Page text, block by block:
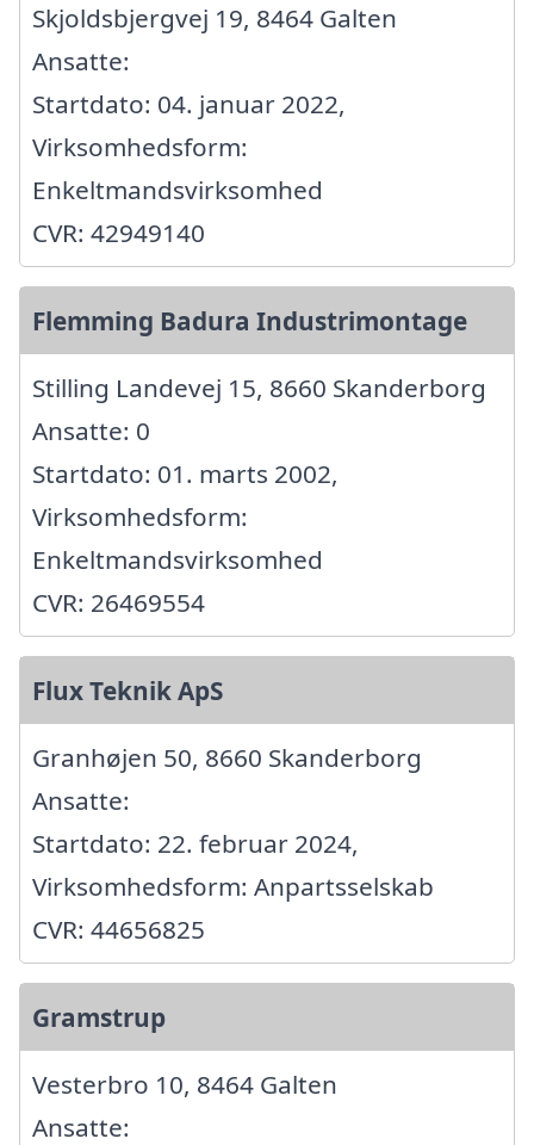
Skjoldsbjergvej 19, 8464 Galten
Ansatte:
Startdato: 04. januar 2022,
Virksomhedsform:
Enkeltmandsvirksomhed
CVR: 42949140
Flemming Badura Industrimontage
Stilling Landevej 15, 8660 Skanderborg
Ansatte: 0
Startdato: 01. marts 2002,
Virksomhedsform:
Enkeltmandsvirksomhed
CVR: 26469554
Flux Teknik ApS
Granhøjen 50, 8660 Skanderborg
Ansatte:
Startdato: 22. februar 2024,
Virksomhedsform: Anpartsselskab
CVR: 44656825
Gramstrup
Vesterbro 10, 8464 Galten
Ansatte: